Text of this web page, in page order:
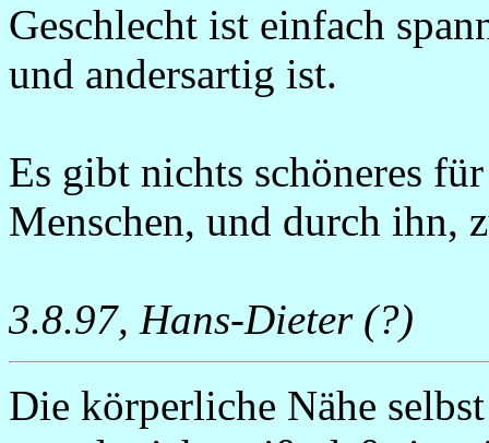
Geschlecht ist einfach
und andersartig ist.
Es gibt nichts schöneres
Menschen, und durch ihn,
3.8.97, Hans-Dieter (?)
Die körperliche Nähe